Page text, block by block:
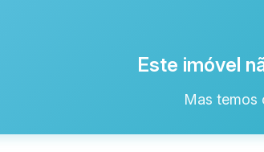
Este imóvel
Mas temos